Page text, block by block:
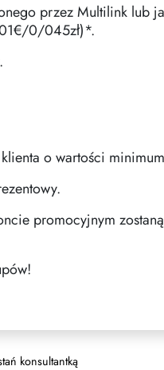
przez Multilink lub
0/045zł)*.
o wartości
promocyjnym zostaną
konsultantką